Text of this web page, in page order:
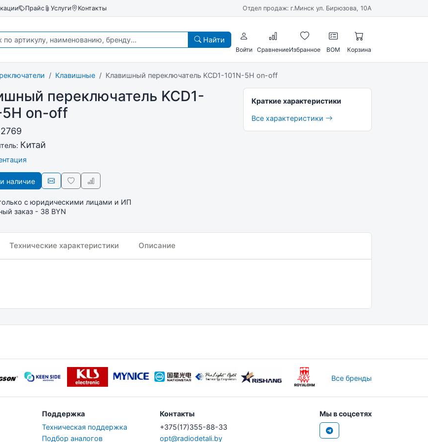
Прайс Услуги Контакты Отдел продаж: г.Минск ул. Бирюзова, 10А
Найти
Войти СравнениеИзбранное BOM Корзина
Клавишные Клавишный переключатель KCD1-101N-5H on-off
переключатель KCD1-
5H on-off
Китай
наличие
с юридическими лицами и ИП
заказ - 38 BYN
Краткие характеристики
Все характеристики
Технические характеристики Описание
Все бренды
Поддержка
Техническая поддержка
Подбор аналогов
Контакты
+375(17)355-88-33
opt@radiodetali.by
Мы в соцсетях